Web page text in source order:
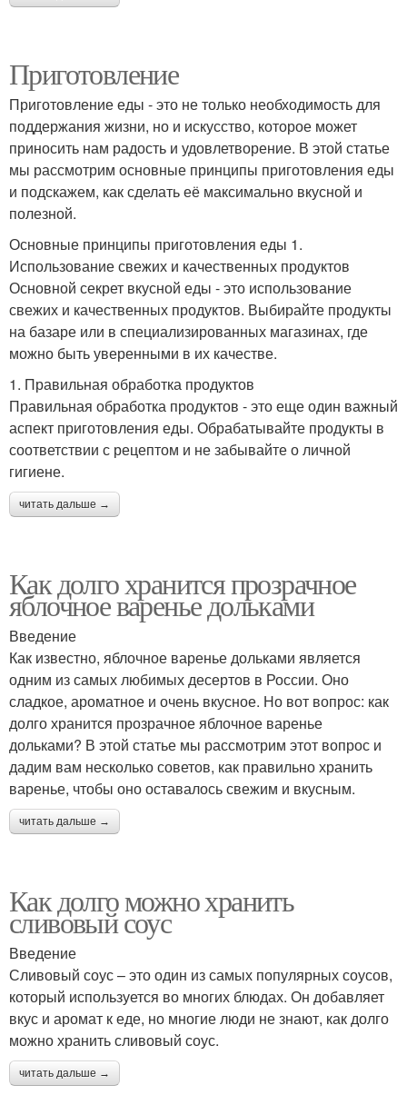
Приготовление
Приготовление еды - это не только необходимость для
поддержания жизни, но и искусство, которое может
приносить нам радость и удовлетворение. В этой статье
мы рассмотрим основные принципы приготовления еды
и подскажем, как сделать её максимально вкусной и
полезной.
Основные принципы приготовления еды 1.
Использование свежих и качественных продуктов
Основной секрет вкусной еды - это использование
свежих и качественных продуктов. Выбирайте продукты
на базаре или в специализированных магазинах, где
можно быть уверенными в их качестве.
1. Правильная обработка продуктов
Правильная обработка продуктов - это еще один важный
аспект приготовления еды. Обрабатывайте продукты в
соответствии с рецептом и не забывайте о личной
гигиене.
читать дальше →
Как долго хранится прозрачное
яблочное варенье дольками
Введение
Как известно, яблочное варенье дольками является
одним из самых любимых десертов в России. Оно
сладкое, ароматное и очень вкусное. Но вот вопрос: как
долго хранится прозрачное яблочное варенье
дольками? В этой статье мы рассмотрим этот вопрос и
дадим вам несколько советов, как правильно хранить
варенье, чтобы оно оставалось свежим и вкусным.
читать дальше →
Как долго можно хранить
сливовый соус
Введение
Сливовый соус – это один из самых популярных соусов,
который используется во многих блюдах. Он добавляет
вкус и аромат к еде, но многие люди не знают, как долго
можно хранить сливовый соус.
читать дальше →